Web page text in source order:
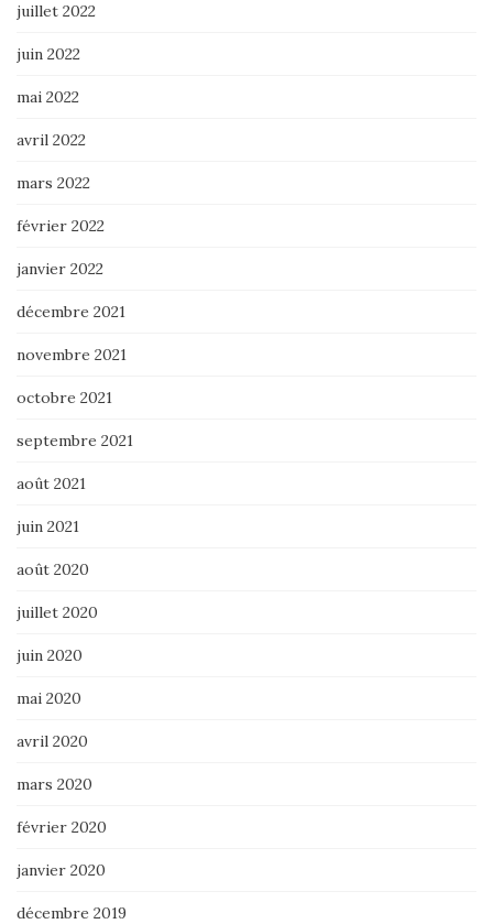
juillet 2022
juin 2022
mai 2022
avril 2022
mars 2022
février 2022
janvier 2022
décembre 2021
novembre 2021
octobre 2021
septembre 2021
août 2021
juin 2021
août 2020
juillet 2020
juin 2020
mai 2020
avril 2020
mars 2020
février 2020
janvier 2020
décembre 2019